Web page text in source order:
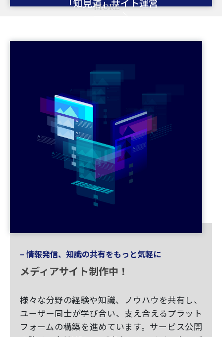
「知見道」サイト運営
MORE
– 情報発信、知識の共有をもっと気軽に
メディアサイト制作中！
様々な分野の経験や知識、ノウハウを共有し、
ユーザー同士が学び合い、支え合えるプラット
フォームの構築を進めています。サービス公開